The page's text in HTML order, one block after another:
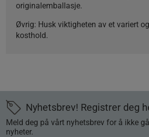
originalemballasje.
Øvrig: Husk viktigheten av et variert
kosthold.
Nyhetsbrev! Registrer deg
Meld deg på vårt nyhetsbrev for å ikke
nyheter.